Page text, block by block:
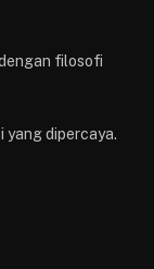
filosofi
yang dipercaya.